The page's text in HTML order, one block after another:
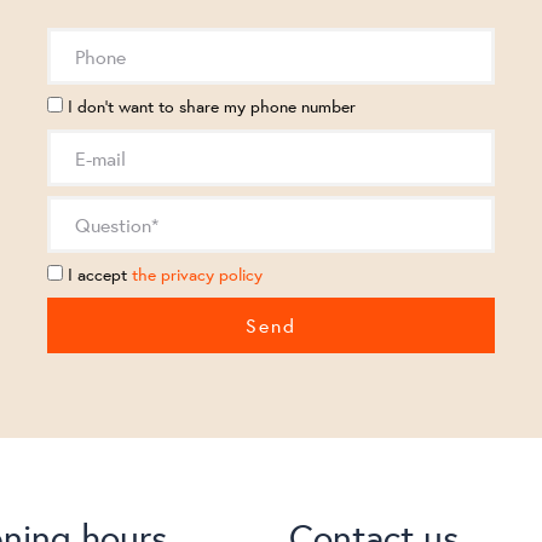
I don't want to share my phone number
I accept the privacy policy